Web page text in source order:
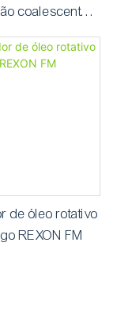
coalescente
automático
de óleo rotativo
REXON FM